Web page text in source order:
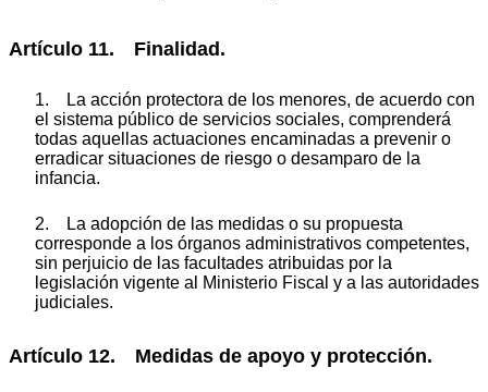
Artículo 11. Finalidad.
1. La acción protectora de los menores, de acuerdo con
el sistema público de servicios sociales, comprenderá
todas aquellas actuaciones encaminadas a prevenir o
erradicar situaciones de riesgo o desamparo de la
infancia.
2. La adopción de las medidas o su propuesta
corresponde a los órganos administrativos competentes,
sin perjuicio de las facultades atribuidas por la
legislación vigente al Ministerio Fiscal y a las autoridades
judiciales.
Artículo 12. Medidas de apoyo y protección.